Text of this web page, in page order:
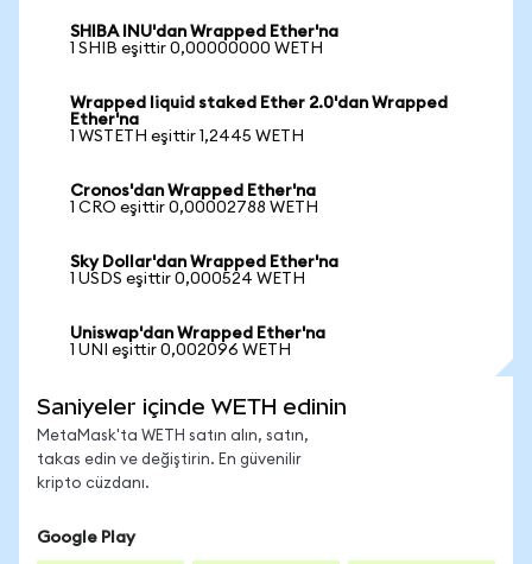
SHIBA INU'dan Wrapped Ether'na
1 SHIB eşittir 0,00000000 WETH
Wrapped liquid staked Ether 2.0'dan Wrapped
Ether'na
1 WSTETH eşittir 1,2445 WETH
Cronos'dan Wrapped Ether'na
1 CRO eşittir 0,00002788 WETH
Sky Dollar'dan Wrapped Ether'na
1 USDS eşittir 0,000524 WETH
Uniswap'dan Wrapped Ether'na
1 UNI eşittir 0,002096 WETH
Saniyeler içinde WETH edinin
MetaMask'ta WETH satın alın, satın,
takas edin ve değiştirin. En güvenilir
kripto cüzdanı.
Google Play